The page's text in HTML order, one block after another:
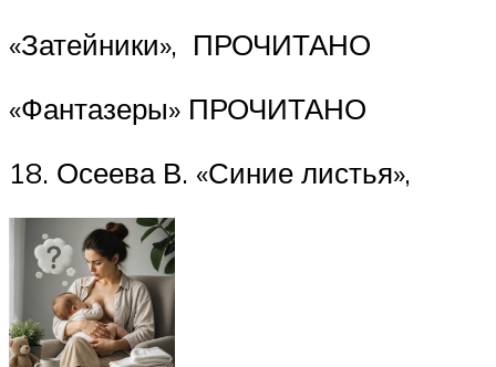
«Затейники», ПРОЧИТАНО
«Фантазеры» ПРОЧИТАНО
18. Осеева В. «Синие листья»,